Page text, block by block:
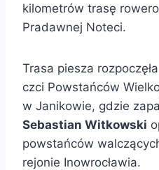
kilometrów trasę
Pradawnej Noteci.
Trasa piesza
czci Powstańców
w Janikowie, gdzie
Sebastian Witkowski
powstańców
rejonie Inowrocławia.